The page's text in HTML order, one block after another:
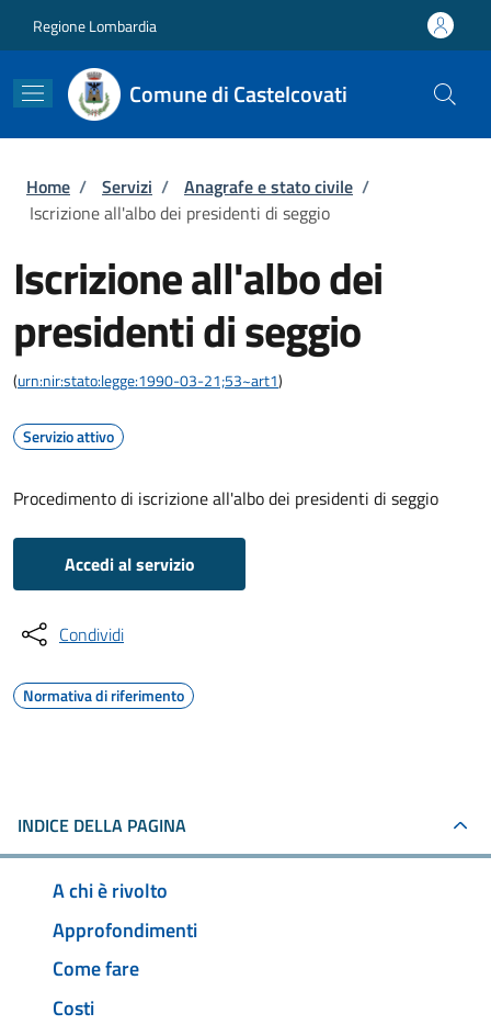
Regione Lombardia
Comune di Castelcovati
Briciole di pane
Home / Servizi / Anagrafe e stato civile /
Iscrizione all'albo dei presidenti di seggio
Iscrizione all'albo dei
presidenti di seggio
(urn:nir:stato:legge:1990-03-21;53~art1)
Servizio attivo
Procedimento di iscrizione all'albo dei presidenti di seggio
Accedi al servizio
Condividi
Normativa di riferimento
INDICE DELLA PAGINA
A chi è rivolto
Approfondimenti
Come fare
Costi